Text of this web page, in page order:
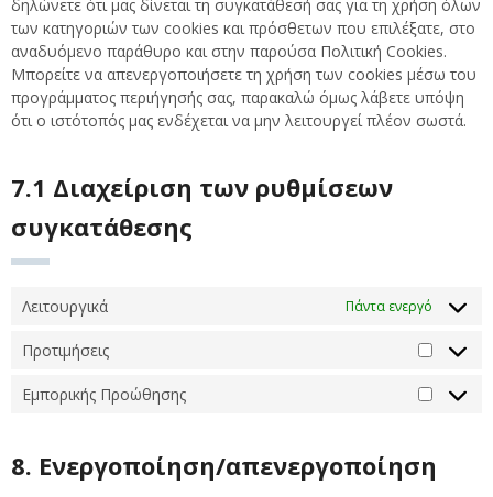
δηλώνετε ότι μας δίνεται τη συγκατάθεσή σας για τη χρήση όλων
των κατηγοριών των cookies και πρόσθετων που επιλέξατε, στο
αναδυόμενο παράθυρο και στην παρούσα Πολιτική Cookies.
Μπορείτε να απενεργοποιήσετε τη χρήση των cookies μέσω του
προγράμματος περιήγησής σας, παρακαλώ όμως λάβετε υπόψη
ότι ο ιστότοπός μας ενδέχεται να μην λειτουργεί πλέον σωστά.
7.1 Διαχείριση των ρυθμίσεων
συγκατάθεσης
Λειτουργικά Πάντα ενεργό
Προτιμήσεις
Εμπορικής Προώθησης
8. Ενεργοποίηση/απενεργοποίηση